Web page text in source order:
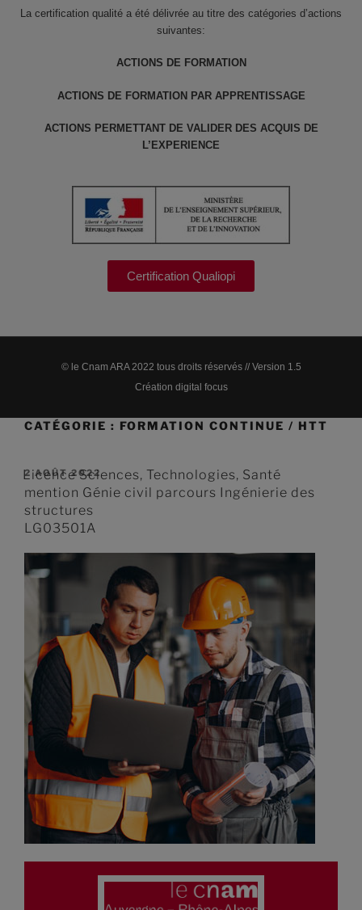
La certification qualité a été délivrée au titre des catégories d’actions
suivantes:
ACTIONS DE FORMATION
ACTIONS DE FORMATION PAR APPRENTISSAGE
ACTIONS PERMETTANT DE VALIDER DES ACQUIS DE
L’EXPERIENCE
Certification Qualiopi
© le Cnam ARA 2022 tous droits réservés // Version 1.5
Création digital focus
CATÉGORIE : FORMATION CONTINUE / HTT
2 AOÛT 2022
Licence Sciences, Technologies, Santé
mention Génie civil parcours Ingénierie des
structures
LG03501A